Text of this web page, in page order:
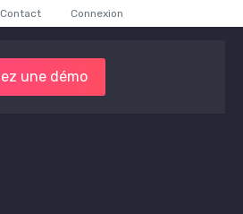
Contact Connexion
une démo